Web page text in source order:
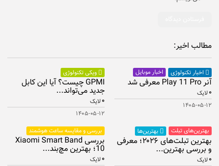
مطالب اخیر:
اخبار تکنولوژی اخبار موبایل
آنر Play 11 Pro معرفی شد
۰لایک
۱۴۰۵-۰۵-۱۲
ویکی تکنولوژی
GPMI چیست؟ آیا این کابل
جدید می‌تواند...
۰لایک
۱۴۰۵-۰۵-۱۲
بهترین‌های تبلت
بهترین‌ها
بهترین تبلت‌های ۲۰۲۶؛ معرفی
و بررسی بهترین...
۰لایک
بررسی و مقایسه ساعت هوشمند
بررسی Xiaomi Smart Band
10؛ بهترین مچ‌بند...
۰لایک